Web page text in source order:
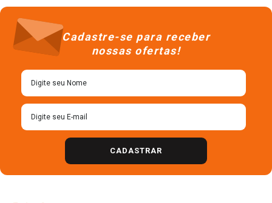
Cadastre-se para receber
nossas ofertas!
CADASTRAR